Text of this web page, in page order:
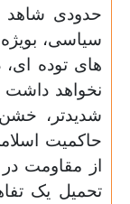
حدودی شاهد
سیاسی،
های توده
نخواهد داشت
شدیدتر،
حاکمیت
از مقاومت
تحمیل یک